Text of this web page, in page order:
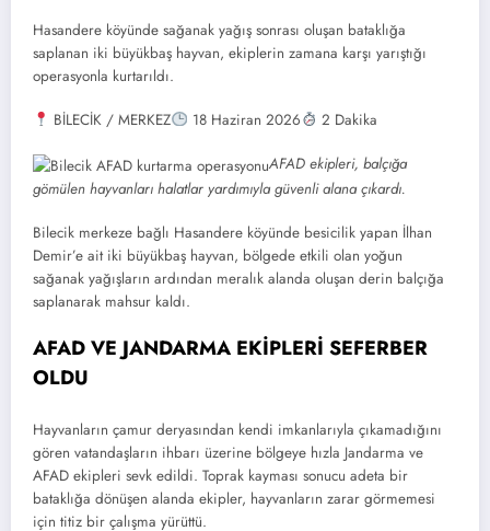
Hasandere köyünde sağanak yağış sonrası oluşan bataklığa
saplanan iki büyükbaş hayvan, ekiplerin zamana karşı yarıştığı
operasyonla kurtarıldı.
BİLECİK / MERKEZ 18 Haziran 2026 2 Dakika
AFAD ekipleri, balçığa
gömülen hayvanları halatlar yardımıyla güvenli alana çıkardı.
Bilecik merkeze bağlı Hasandere köyünde besicilik yapan İlhan
Demir’e ait iki büyükbaş hayvan, bölgede etkili olan yoğun
sağanak yağışların ardından meralık alanda oluşan derin balçığa
saplanarak mahsur kaldı.
AFAD VE JANDARMA EKİPLERİ SEFERBER
OLDU
Hayvanların çamur deryasından kendi imkanlarıyla çıkamadığını
gören vatandaşların ihbarı üzerine bölgeye hızla Jandarma ve
AFAD ekipleri sevk edildi. Toprak kayması sonucu adeta bir
bataklığa dönüşen alanda ekipler, hayvanların zarar görmemesi
için titiz bir çalışma yürüttü.